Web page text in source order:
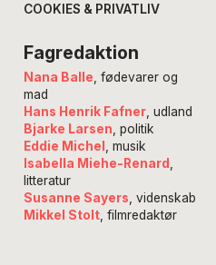
COOKIES & PRIVATLIV
Fagredaktion
Nana Balle , fødevarer og
mad
Hans Henrik Fafner, udland
Bjarke Larsen , politik
Eddie Michel
, musik
Isabella Miehe-Renard
litteratur
Susanne Sayers , videnskab
Mikkel Stolt, filmredaktør